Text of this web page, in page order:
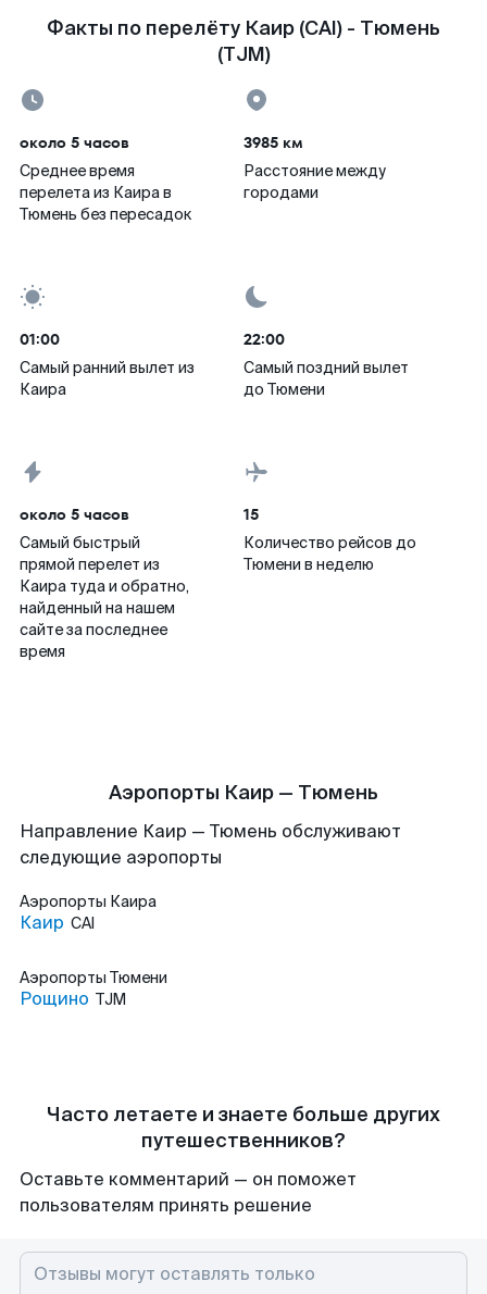
Факты по перелёту Каир (CAI) - Тюмень
(TJM)
около 5 часов
Среднее время
перелета из Каира в
Тюмень без пересадок
3985 км
Расстояние между
городами
01:00
Самый ранний вылет из
Каира
22:00
Самый поздний вылет
до Тюмени
около 5 часов
Самый быстрый
прямой перелет из
Каира туда и обратно,
найденный на нашем
сайте за последнее
время
15
Количество рейсов до
Тюмени в неделю
Аэропорты Каир — Тюмень
Направление Каир — Тюмень обслуживают
следующие аэропорты
Аэропорты Каира
Каир CAI
Аэропорты Тюмени
Рощино TJM
Часто летаете и знаете больше других
путешественников?
Оставьте комментарий — он поможет
пользователям принять решение